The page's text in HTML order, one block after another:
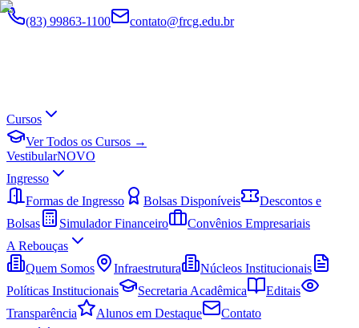
(83) 99863-1100 contato@frcg.edu.br
Cursos
Ver Todos os Cursos →
VestibularNOVO
Ingresso
Formas de Ingresso
Bolsas Disponíveis
Descontos e
Bolsas
Simulador Financeiro
Convênios Empresariais
A Rebouças
Quem Somos
Infraestrutura
Núcleos Institucionais
Políticas Institucionais
Secretaria Acadêmica
Editais
Transparência
Alunos em Destaque
Contato